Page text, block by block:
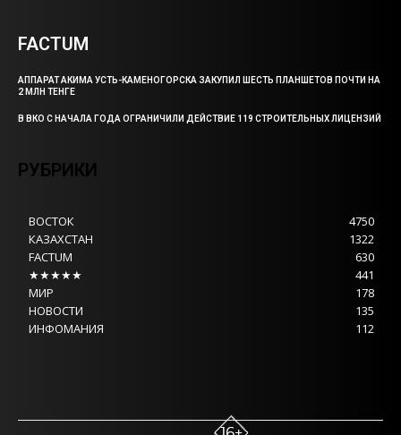
FACTUM
АППАРАТ АКИМА УСТЬ-КАМЕНОГОРСКА ЗАКУПИЛ ШЕСТЬ ПЛАНШЕТОВ ПОЧТИ НА
2 МЛН ТЕНГЕ
В ВКО С НАЧАЛА ГОДА ОГРАНИЧИЛИ ДЕЙСТВИЕ 119 СТРОИТЕЛЬНЫХ ЛИЦЕНЗИЙ
РУБРИКИ
ВОСТОК
4750
КАЗАХСТАН
1322
FACTUM
630
★★★★★
441
МИР
178
НОВОСТИ
135
ИНФОМАНИЯ
112